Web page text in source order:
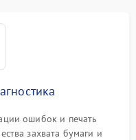
ошибок и печать
захвата бумаги и